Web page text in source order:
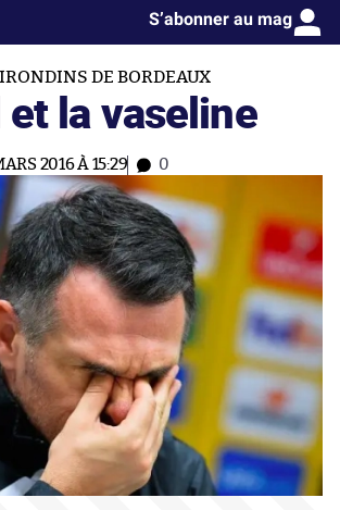
S’abonner au mag
DE BORDEAUX
la vaseline
2016 À 15:29 0